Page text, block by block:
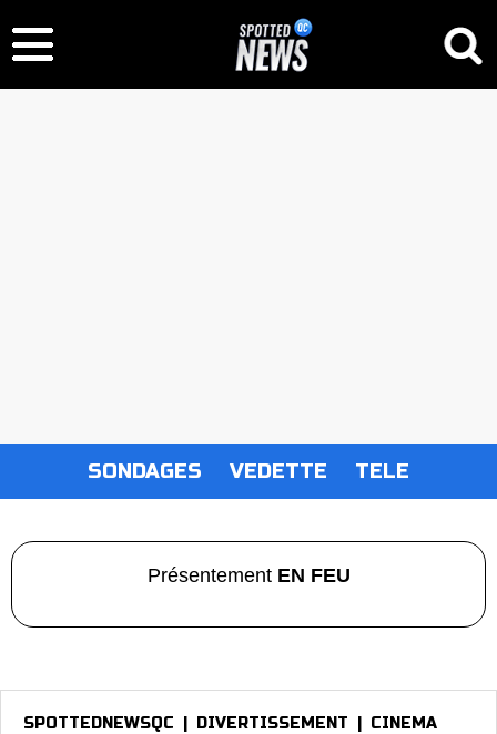
SONDAGES VEDETTE TELE
Présentement EN FEU
SPOTTEDNEWSQC DIVERTISSEMENT CINEMA